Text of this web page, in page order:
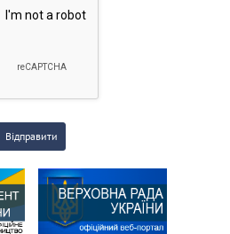
Відправити